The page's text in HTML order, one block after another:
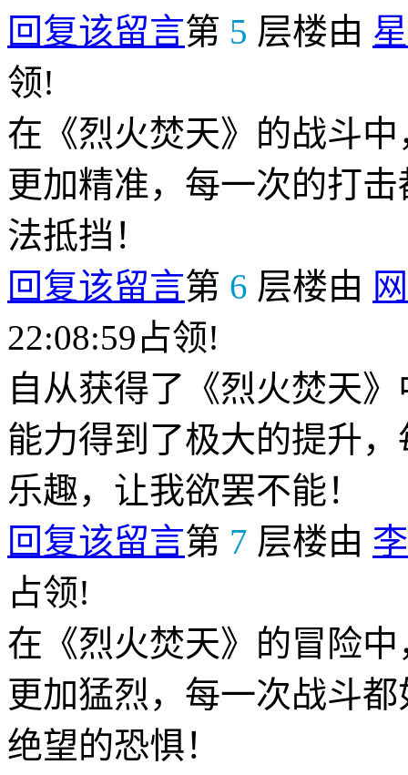
回复该留言第 5 层楼由
领!
在《烈火焚天》的战斗
更加精准，每一次的打
法抵挡！
回复该留言第 6 层楼由
22:08:59占领!
自从获得了《烈火焚天
能力得到了极大的提升
乐趣，让我欲罢不能！
回复该留言第 7 层楼由
占领!
在《烈火焚天》的冒险
更加猛烈，每一次战斗
绝望的恐惧！